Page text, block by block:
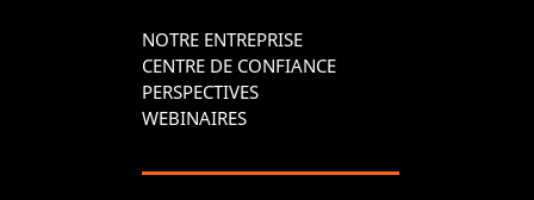
NOTRE ENTREPRISE
CENTRE DE CONFIANCE
PERSPECTIVES
WEBINAIRES